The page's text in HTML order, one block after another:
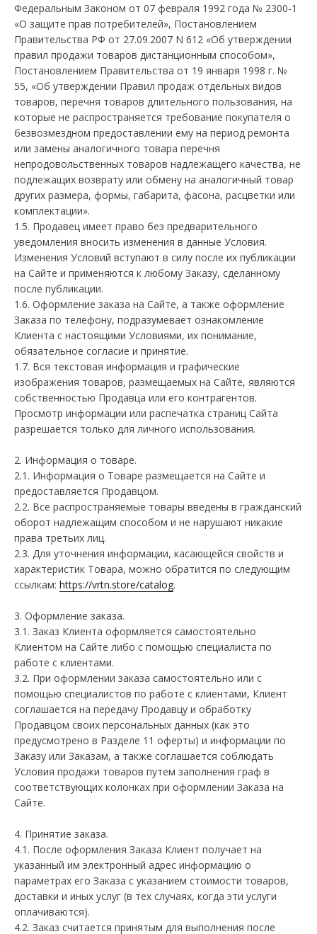
Федеральным Законом от 07 февраля 1992 года № 2300-1
«О защите прав потребителей», Постановлением
Правительства РФ от 27.09.2007 N 612 «Об утверждении
правил продажи товаров дистанционным способом»,
Постановлением Правительства от 19 января 1998 г. №
55, «Об утверждении Правил продаж отдельных видов
товаров, перечня товаров длительного пользования, на
которые не распространяется требование покупателя о
безвозмездном предоставлении ему на период ремонта
или замены аналогичного товара перечня
непродовольственных товаров надлежащего качества, не
подлежащих возврату или обмену на аналогичный товар
других размера, формы, габарита, фасона, расцветки или
комплектации».
1.5. Продавец имеет право без предварительного
уведомления вносить изменения в данные Условия.
Изменения Условий вступают в силу после их публикации
на Сайте и применяются к любому Заказу, сделанному
после публикации.
1.6. Оформление заказа на Cайте, а также оформление
Заказа по телефону, подразумевает ознакомление
Клиента с настоящими Условиями, их понимание,
обязательное согласие и принятие.
1.7. Вся текстовая информация и графические
изображения товаров, размещаемых на Сайте, являются
собственностью Продавца или его контрагентов.
Просмотр информации или распечатка страниц Сайта
разрешается только для личного использования.
2. Информация о товаре.
2.1. Информация о Товаре размещается на Сайте и
предоставляется Продавцом.
2.2. Все распространяемые товары введены в гражданский
оборот надлежащим способом и не нарушают никакие
права третьих лиц.
2.3. Для уточнения информации, касающейся свойств и
характеристик Товара, можно обратится по следующим
ссылкам: https://vrtn.store/catalog.
3. Оформление заказа.
3.1. Заказ Клиента оформляется самостоятельно
Клиентом на Сайте либо с помощью специалиста по
работе с клиентами.
3.2. При оформлении заказа самостоятельно или с
помощью специалистов по работе с клиентами, Клиент
соглашается на передачу Продавцу и обработку
Продавцом своих персональных данных (как это
предусмотрено в Разделе 11 оферты) и информации по
Заказу или Заказам, а также соглашается соблюдать
Условия продажи товаров путем заполнения граф в
соответствующих колонках при оформлении Заказа на
Сайте.
4. Принятие заказа.
4.1. После оформления Заказа Клиент получает на
указанный им электронный адрес информацию о
параметрах его Заказа с указанием стоимости товаров,
доставки и иных услуг (в тех случаях, когда эти услуги
оплачиваются).
4.2. Заказ считается принятым для выполнения после